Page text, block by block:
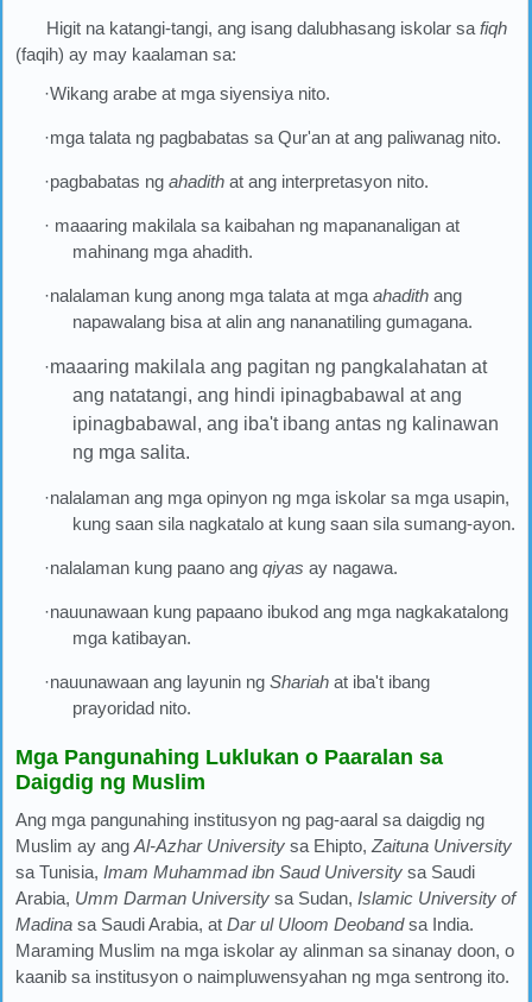
Higit na katangi-tangi, ang isang dalubhasang iskolar safiqh
(faqih) ay may kaalaman sa:
·Wikang arabe at mga siyensiya nito.
·mga talata ng pagbabatas sa Qur'an at ang paliwanag nito.
·pagbabatas ng ahadith at ang interpretasyon nito.
· maaaring makilala sa kaibahan ng mapananaligan at
mahinang mga ahadith.
·nalalaman kung anong mga talata at mga ahadith ang
napawalang bisa at alin ang nananatiling gumagana.
·maaaring makilala ang pagitan ng pangkalahatan at
ang natatangi, ang hindi ipinagbabawal at ang
ipinagbabawal, ang iba't ibang antas ng kalinawan
ng mga salita.
·nalalaman ang mga opinyon ng mga iskolar sa mga usapin,
kung saan sila nagkatalo at kung saan sila sumang-ayon.
·nalalaman kung paano ang qiyas ay nagawa.
·nauunawaan kung papaano ibukod ang mga nagkakatalong
mga katibayan.
·nauunawaan ang layunin ng Shariah at iba't ibang
prayoridad nito.
Mga Pangunahing Luklukan o Paaralan sa
Daigdig ng Muslim
Ang mga pangunahing institusyon ng pag-aaral sa daigdig ng
Muslim ay ang Al-Azhar University sa Ehipto, Zaituna University
sa Tunisia, Imam Muhammad ibn Saud University sa Saudi
Arabia, Umm Darman University sa Sudan, Islamic University of
Madina sa Saudi Arabia, at Dar ul Uloom Deobandsa India.
Maraming Muslim na mga iskolar ay alinman sa sinanay doon, o
kaanib sa institusyon o naimpluwensyahan ng mga sentrong ito.